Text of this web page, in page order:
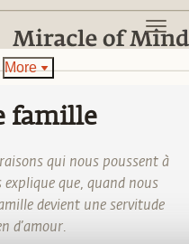
More
famille
qui nous poussent à
que, quand nous
devient une servitude
d’amour.